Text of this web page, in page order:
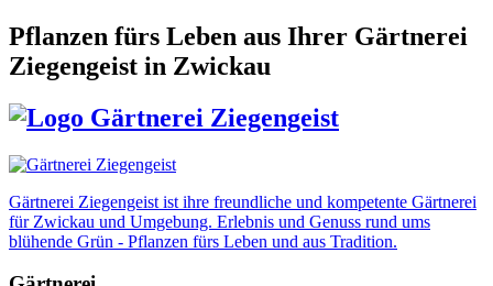
Pflanzen fürs Leben aus Ihrer Gärtnerei
Ziegengeist in Zwickau
Gärtnerei Ziegengeist ist ihre freundliche und kompetente Gärtnerei
für Zwickau und Umgebung. Erlebnis und Genuss rund ums
blühende Grün - Pflanzen fürs Leben und aus Tradition.